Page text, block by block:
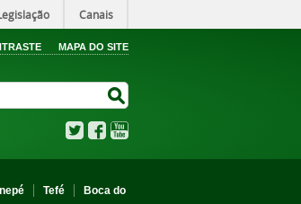
Canais
MAPA DO SITE
TwitterFacebook
Tefé
Boca do